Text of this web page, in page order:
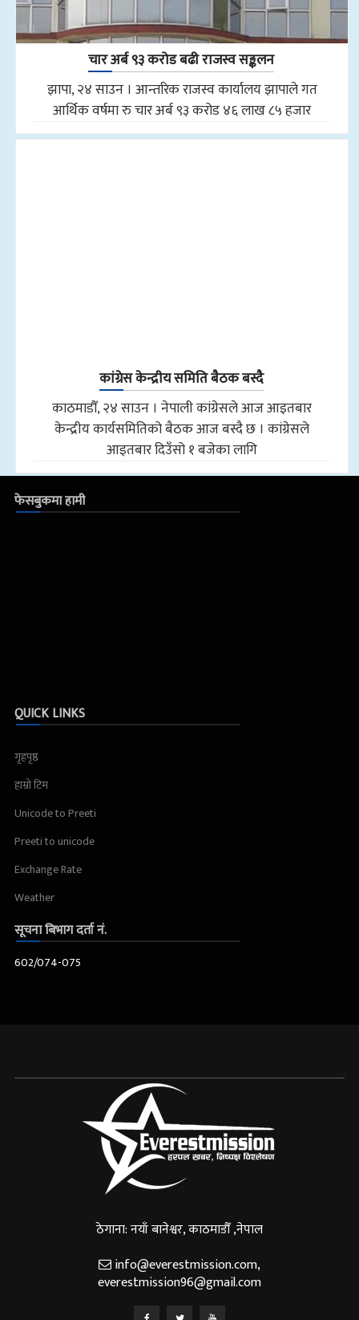
चार अर्ब ९३ करोड बढी राजस्व सङ्कलन
झापा, २४ साउन । आन्तरिक राजस्व कार्यालय झापाले गत
आर्थिक वर्षमा रु चार अर्ब ९३ करोड ४६ लाख ८५ हजार
कांग्रेस केन्द्रीय समिति बैठक बस्दै
काठमाडौँ, २४ साउन । नेपाली कांग्रेसले आज आइतबार
केन्द्रीय कार्यसमितिको बैठक आज बस्दै छ । कांग्रेसले
आइतबार दिउँसो १ बजेका लागि
फेसबुकमा हामी
QUICK LINKS
गृहपृष्ठ
हाम्रो टिम
Unicode to Preeti
Preeti to unicode
Exchange Rate
Weather
सूचना बिभाग दर्ता नं.
602/074-075
ठेगाना: नयाँ बानेश्वर, काठमाडौँ ,नेपाल
info@everestmission.com,
everestmission96@gmail.com